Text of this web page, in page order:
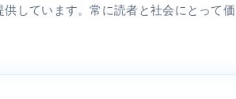
しています。常に読者と社会にとって価